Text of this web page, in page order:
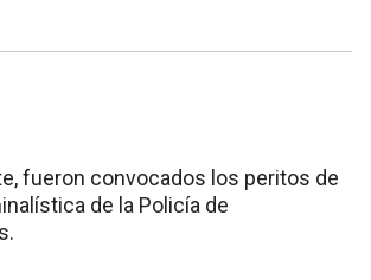
fueron convocados los peritos de
de la Policía de